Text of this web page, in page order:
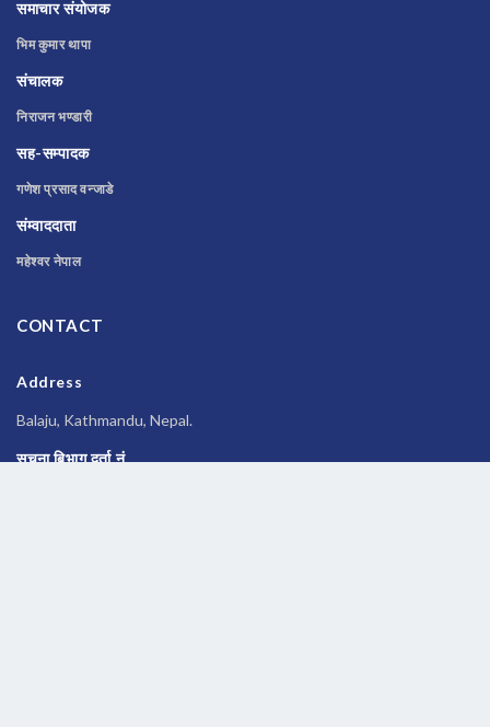
समाचार संयोजक
भिम कुमार थापा
संचालक
निराजन भण्डारी
सह-सम्पादक
गणेश प्रसाद वन्जाडे
संम्वाददाता
महेश्वर नेपाल
CONTACT
Address
Balaju, Kathmandu, Nepal.
सूचना बिभाग दर्ता नं